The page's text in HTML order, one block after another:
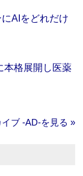
AIをどれだけ
本格展開し医薬
ブ ‐AD‐を見る »